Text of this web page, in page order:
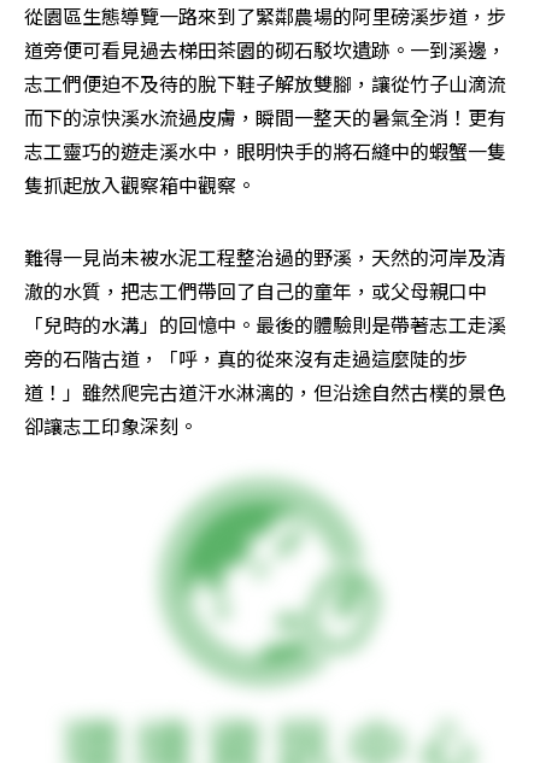
從園區生態導覽一路來到了緊鄰農場的阿里磅溪步道，步
道旁便可看見過去梯田茶園的砌石駁坎遺跡。一到溪邊，
志工們便迫不及待的脫下鞋子解放雙腳，讓從竹子山滴流
而下的涼快溪水流過皮膚，瞬間一整天的暑氣全消！更有
志工靈巧的遊走溪水中，眼明快手的將石縫中的蝦蟹一隻
隻抓起放入觀察箱中觀察。
難得一見尚未被水泥工程整治過的野溪，天然的河岸及清
澈的水質，把志工們帶回了自己的童年，或父母親口中
「兒時的水溝」的回憶中。最後的體驗則是帶著志工走溪
旁的石階古道，「呼，真的從來沒有走過這麼陡的步
道！」雖然爬完古道汗水淋漓的，但沿途自然古樸的景色
卻讓志工印象深刻。